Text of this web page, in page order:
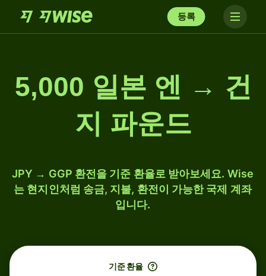
등록
5,000 일본 엔 → 건
지 파운드
JPY → GGP 환전을 기준 환율로 받아보세요. Wise
는 현지인처럼 송금, 지불, 환전이 가능한 국제 계좌
입니다.
기준 환율